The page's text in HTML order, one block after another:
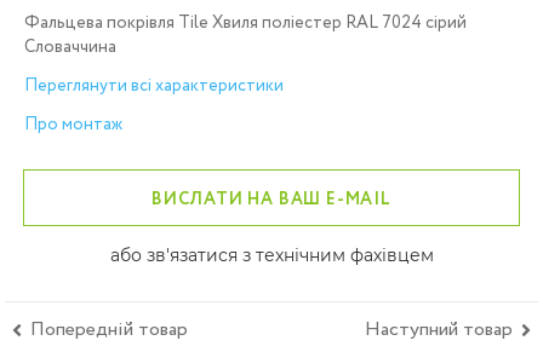
Фальцева покрівля Tile Хвиля поліестер RAL 7024 сірий
Словаччина
Переглянути всі характеристики
Про монтаж
ВИСЛАТИ НА ВАШ E-MAIL
або зв'язатися з технічним фахівцем
Попередній товар Наступний товар